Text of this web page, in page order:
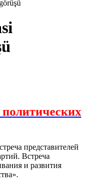
представителей
Встреча
и развития